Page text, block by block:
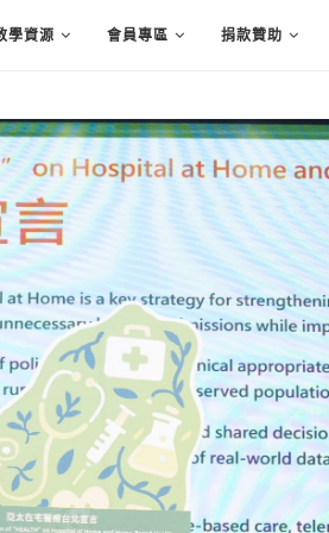
學資源 會員專區 捐款贊助